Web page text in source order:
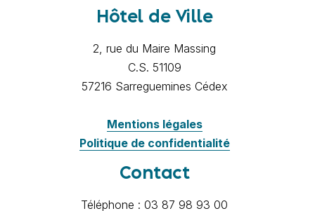
Hôtel de Ville
2, rue du Maire Massing
C.S. 51109
57216 Sarreguemines Cédex
Mentions légales
Politique de confidentialité
Contact
Téléphone : 03 87 98 93 00